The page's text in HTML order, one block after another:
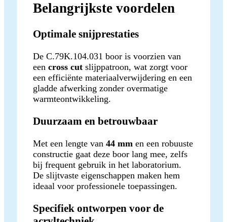
Belangrijkste voordelen
Optimale snijprestaties
De C.79K.104.031 boor is voorzien van
een cross cut slijppatroon, wat zorgt voor
een efficiënte materiaalverwijdering en een
gladde afwerking zonder overmatige
warmteontwikkeling.
Duurzaam en betrouwbaar
Met een lengte van 44 mm en een robuuste
constructie gaat deze boor lang mee, zelfs
bij frequent gebruik in het laboratorium.
De slijtvaste eigenschappen maken hem
ideaal voor professionele toepassingen.
Specifiek ontworpen voor de